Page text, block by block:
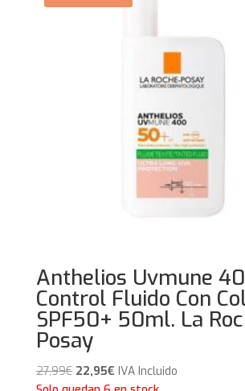
Anthelios Uvmune
Control Fluido Con
SPF50+ 50ml. La
Posay
27,99€ El
22,95€ElIVA Incluido